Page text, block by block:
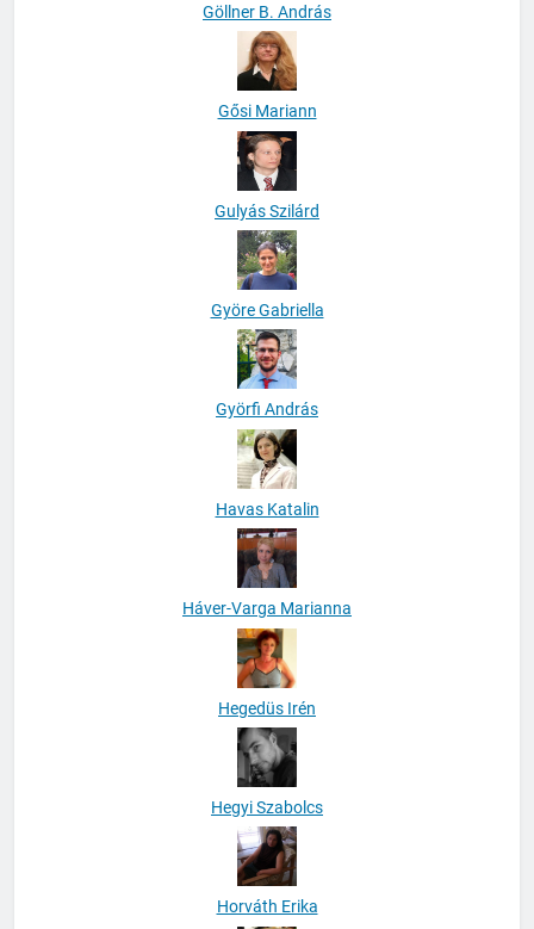
Göllner B. András
Gősi Mariann
Gulyás Szilárd
Györe Gabriella
Györfi András
Havas Katalin
Háver-Varga Marianna
Hegedüs Irén
Hegyi Szabolcs
Horváth Erika